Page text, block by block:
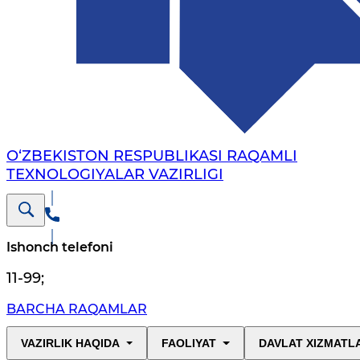
O‘ZBEKISTON RESPUBLIKASI RAQAMLI
TEXNOLOGIYALAR VAZIRLIGI
Ishonch telefoni
11-99;
BARCHA RAQAMLAR
VAZIRLIK HAQIDA FAOLIYAT DAVLAT